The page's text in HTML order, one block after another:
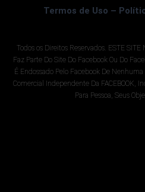
Termos de Uso –
Todos os Direitos Reservados. ESTE SITE
Faz Parte Do Site Do Facebook Ou Do
É Endossado Pelo Facebook De
Comercial Independente Da FACEBOOK,
Para Pessoa, Seus